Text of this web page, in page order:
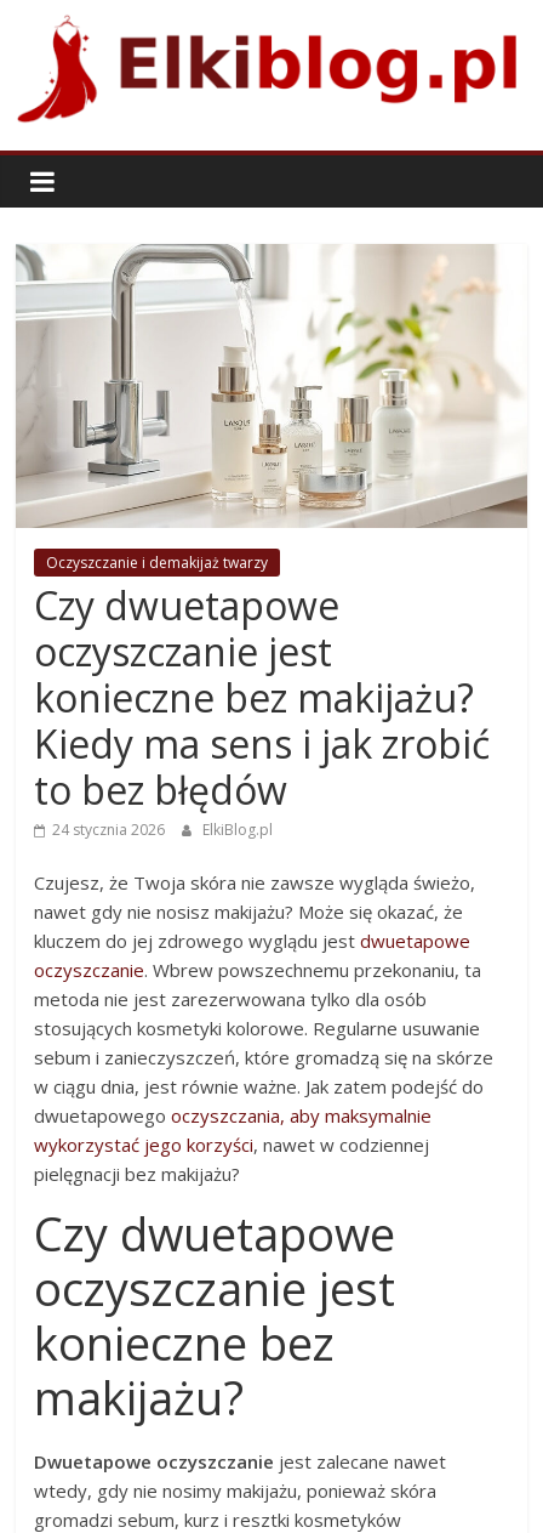
content
ElkiBlog.pl
Oczyszczanie i demakijaż twarzy
Czy dwuetapowe
oczyszczanie jest
konieczne bez makijażu?
Kiedy ma sens i jak zrobić
to bez błędów
24 stycznia 2026 ElkiBlog.pl
Czujesz, że Twoja skóra nie zawsze wygląda świeżo,
nawet gdy nie nosisz makijażu? Może się okazać, że
kluczem do jej zdrowego wyglądu jestdwuetapowe
oczyszczanie. Wbrew powszechnemu przekonaniu, ta
metoda nie jest zarezerwowana tylko dla osób
stosujących kosmetyki kolorowe. Regularne usuwanie
sebum i zanieczyszczeń, które gromadzą się na skórze
w ciągu dnia, jest równie ważne. Jak zatem podejść do
dwuetapowegooczyszczania, aby maksymalnie
wykorzystać jego korzyści, nawet w codziennej
pielęgnacji bez makijażu?
Czy dwuetapowe
oczyszczanie jest
konieczne bez
makijażu?
Dwuetapowe oczyszczanie jest zalecane nawet
wtedy, gdy nie nosimy makijażu, ponieważ skóra
gromadzi sebum, kurz i resztki kosmetyków